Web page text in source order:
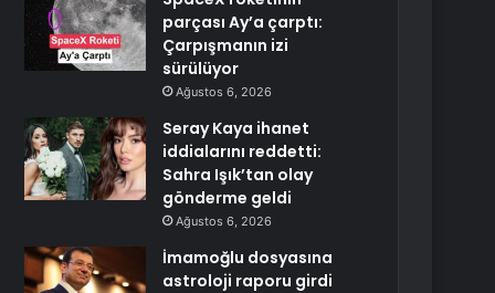
parçası Ay’a çarptı:
Çarpışmanın izi
sürülüyor
Ağustos 6, 2026
Seray Kaya ihanet
iddialarını reddetti:
Sahra Işık’tan olay
gönderme geldi
Ağustos 6, 2026
İmamoğlu dosyasına
astroloji raporu girdi